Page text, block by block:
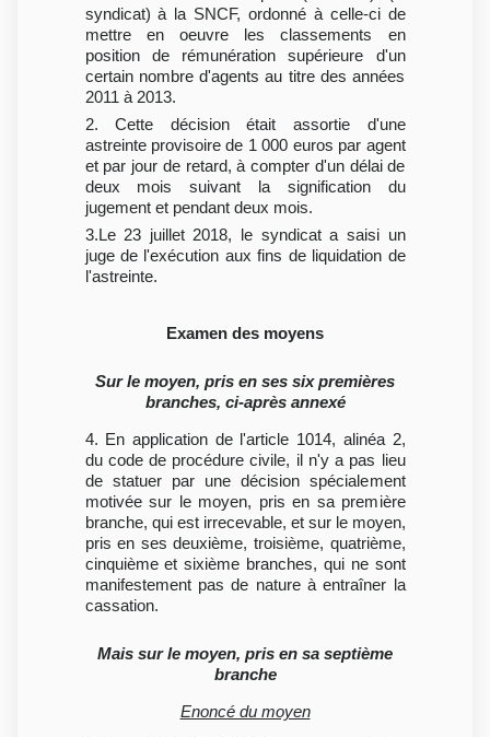
syndicat) à la SNCF, ordonné à celle-ci de
mettre en oeuvre les classements en
position de rémunération supérieure d'un
certain nombre d'agents au titre des années
2011 à 2013.
2. Cette décision était assortie d'une
astreinte provisoire de 1 000 euros par agent
et par jour de retard, à compter d'un délai de
deux mois suivant la signification du
jugement et pendant deux mois.
3.Le 23 juillet 2018, le syndicat a saisi un
juge de l'exécution aux fins de liquidation de
l'astreinte.
Examen des moyens
Sur le moyen, pris en ses six premières
branches, ci-après annexé
4. En application de l'article 1014, alinéa 2,
du code de procédure civile, il n'y a pas lieu
de statuer par une décision spécialement
motivée sur le moyen, pris en sa première
branche, qui est irrecevable, et sur le moyen,
pris en ses deuxième, troisième, quatrième,
cinquième et sixième branches, qui ne sont
manifestement pas de nature à entraîner la
cassation.
Mais sur le moyen, pris en sa septième
branche
Enoncé du moyen